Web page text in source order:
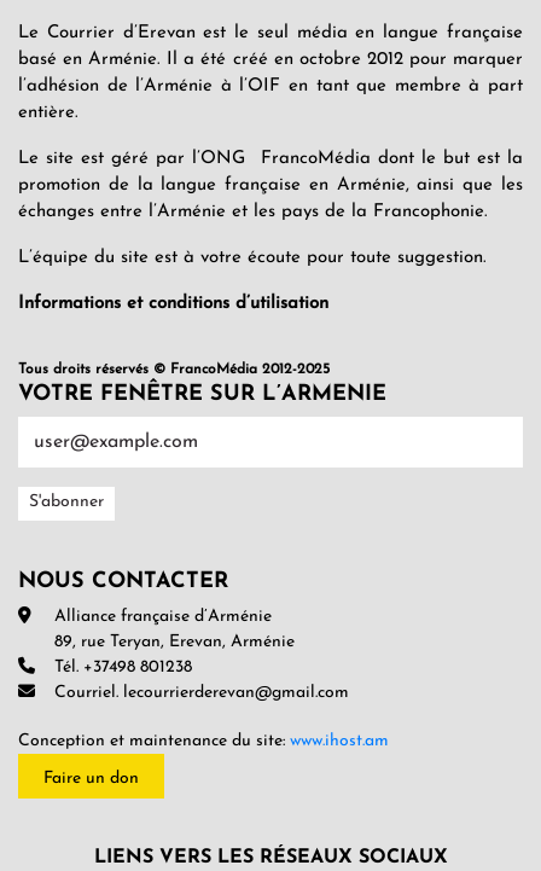
Le Courrier d’Erevan est le seul média en langue française
basé en Arménie. Il a été créé en octobre 2012 pour marquer
l’adhésion de l’Arménie à l’OIF en tant que membre à part
entière.
Le site est géré par l’ONG FrancoMédia dont le but est la
promotion de la langue française en Arménie, ainsi que les
échanges entre l’Arménie et les pays de la Francophonie.
L’équipe du site est à votre écoute pour toute suggestion.
Informations et conditions d’utilisation
Tous droits réservés © FrancoMédia 2012-2025
VOTRE FENÊTRE SUR L’ARMENIE
NOUS CONTACTER
Alliance française d’Arménie
89, rue Teryan, Erevan, Arménie
Tél. +37498 801238
Courriel. lecourrierderevan@gmail.com
Conception et maintenance du site: www.ihost.am
Faire un don
LIENS VERS LES RÉSEAUX SOCIAUX